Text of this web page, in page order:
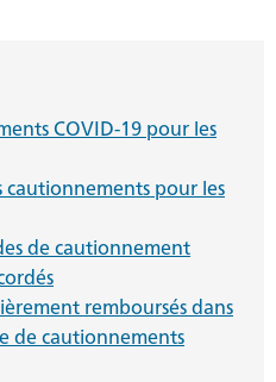
COVID-19 pour les
pour les
de cautionnement
remboursés dans
de cautionnements